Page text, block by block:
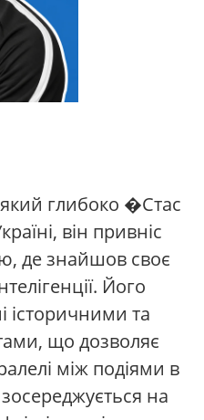
глибоко �Стас
він привніс
де знайшов своє
Його
історичними та
що дозволяє
між подіями в
зосереджується на